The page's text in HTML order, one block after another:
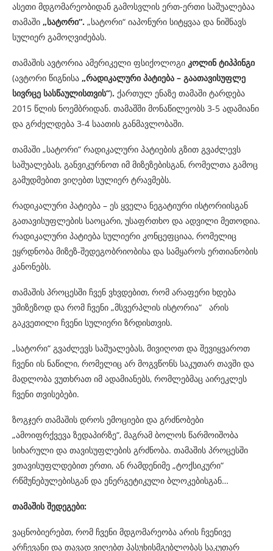
ასეთი მდგომარეობიდან გამოსვლის ერთ-ერთი საშუალებაა
თამაში „სატორი“. „სატორი“ იაპონური სიტყვაა და ნიშნავს
სულიერ გამოღვიძებას.
თამაშის ავტორია ამერიკელი ფსიქოლოგი კოლინ ტიპპინგი
(ავტორი წიგნისა „რადიკალური პატიება – გაათავისუფლე
სივრცე სასწაულისთვის“). ქართულ ენაზე თამაში ტარდება
2015 წლის ნოემბრიდან. თამაშში მონაწილეობს 3-5 ადამიანი
და გრძელდება 3-4 საათის განმავლობაში.
თამაში „სატორი“ რადიკალური პატიების გზით გვაძლევს
საშუალებას, განვიკურნოთ იმ მიზეზებისგან, რომელთა გამოც
გამუდმებით ვიღებთ სულიერ ტრავმებს.
რადიკალური პატიება – ეს ყველა ნეგატიური ისტორიისგან
გათავისუფლების საოცარი, უსაფრთხო და ადვილი მეთოდია.
რადიკალური პატიება სულიერი კონცეფციაა, რომელიც
ეყრდნობა მიზეზ-შედეგობრიობისა და სამყაროს ერთიანობის
კანონებს.
თამაშის პროცესში ჩვენ ვხვდებით, რომ არაფერი ხდება
უმიზეზოდ და რომ ჩვენი „მსვერპლის ისტორია“ არის
გაკვეთილი ჩვენი სულიერი ზრდისთვის.
„სატორი“ გვაძლევს საშუალებას, მივიღოთ და შევიყვაროთ
ჩვენი ის ნაწილი, რომელიც არ მოგვწონს საკუთარ თავში და
მადლობა ვუთხრათ იმ ადამიანებს, რომლებმაც აირეკლეს
ჩვენი თვისებები.
ზოგჯერ თამაშის დროს ემოციები და გრძნობები
„ამოიფრქვევა ზედაპირზე“, მაგრამ ბოლოს წარმოიშობა
სიხარული და თავისუფლების გრძნობა. თამაშის პროცესში
ვთავისუფლდებით ერთი, ან რამდენიმე „ტოქსიკური“
რწმუნებულებისგან და ენერგეტიკული ბლოკებისგან…
თამაშის შედეგები:
ვაცნობიერებთ, რომ ჩვენი მდგომარეობა არის ჩვენივე
არჩევანი და თავად ვიღებთ პასუხისმგებლობას საკუთარ